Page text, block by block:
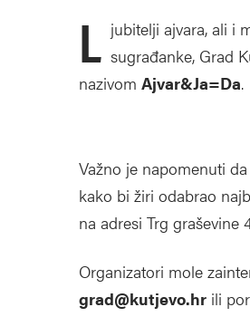
L jubitelji ajvara, ali i
sugrađanke, Grad
nazivom Ajvar&Ja=Da.
Važno je napomenuti
kako bi žiri odabrao
na adresi Trg graševine
Organizatori mole
grad@kutjevo.hr ili